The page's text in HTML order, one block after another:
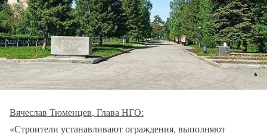
Вячеслав Тюменцев, Глава НГО:
«Строители устанавливают ограждения, выполняют